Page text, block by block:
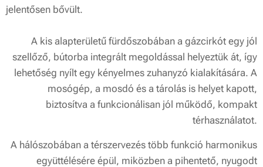
jelentősen bővült.
A kis alapterületű fürdőszobában a gázcirkót egy jól
szellőző, bútorba integrált megoldással helyeztük át, így
lehetőség nyílt egy kényelmes zuhanyzó kialakítására. A
mosógép, a mosdó és a tárolás is helyet kapott,
biztosítva a funkcionálisan jól működő, kompakt
térhasználatot.
A hálószobában a térszervezés több funkció harmonikus
együttélésére épül, miközben a pihentető, nyugodt